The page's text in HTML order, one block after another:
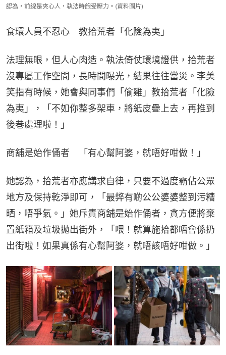
認為，前線是夾心人，執法時飽受壓力。(資料圖片)
食環人員不忍心　教拾荒者「化險為夷」
法理無眼，但人心肉造。執法倚仗環境證供，拾荒者
沒專屬工作空間，長時間曝光，結果往往當災。李美
笑指有時候，她會與同事們「偷雞」教拾荒者「化險
為夷」，「不如你整多架車，將紙皮疊上去，再推到
後巷處理啦！」
商舖是始作俑者　「有心幫阿婆，就唔好咁做！」
她認為，拾荒者亦應講求自律，只要不過度霸佔公眾
地方及保持乾淨即可，「最弊有啲公公婆婆整到污糟
晒，唔爭氣。」她斥責商舖是始作俑者，貪方便將棄
置紙箱及垃圾拋出街外，「喂！就算施拾都唔會係扔
出街啦！如果真係有心幫阿婆，就唔該唔好咁做。」